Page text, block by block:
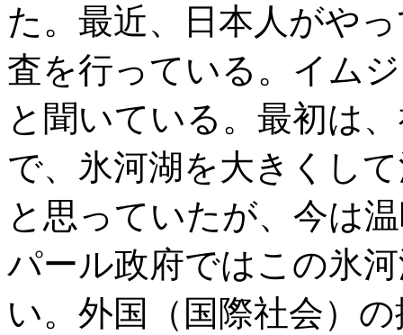
た。最近、日本人がや
査を行っている。イム
と聞いている。最初は
で、氷河湖を大きくし
と思っていたが、今は
パール政府ではこの氷
い。外国（国際社会）